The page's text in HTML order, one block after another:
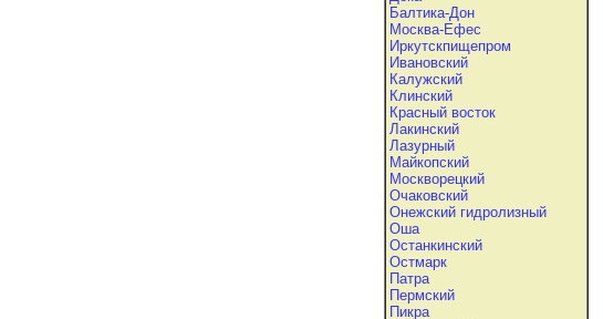
Балтика-Дон
Москва-Ефес
Иркутскпищепром
Ивановский
Калужский
Клинский
Красный восток
Лакинский
Лазурный
Майкопский
Москворецкий
Очаковский
Онежский гидролизный
Оша
Останкинский
Остмарк
Патра
Пермский
Пикра